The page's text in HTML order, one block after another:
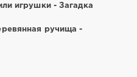
игрушки - Загадка
ручища -